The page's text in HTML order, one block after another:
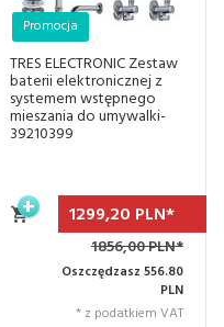
TRES ELECTRONIC Zestaw
baterii elektronicznej z
systemem wstępnego
mieszania do umywalki-
39210399
Promocja
1299,20 PLN*
1856,00 PLN*
Oszczędzasz 556.80
PLN
* z podatkiem VAT